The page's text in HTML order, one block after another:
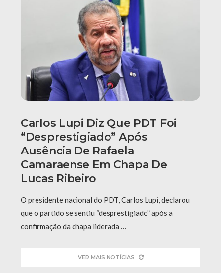
Carlos Lupi Diz Que PDT Foi
“desprestigiado” Após
Ausência De Rafaela
Camaraense Em Chapa De
Lucas Ribeiro
O presidente nacional do PDT, Carlos Lupi, declarou
que o partido se sentiu “desprestigiado” após a
confirmação da chapa liderada …
VER MAIS NOTÍCIAS